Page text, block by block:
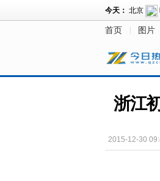
首页 图片
浙江
2015-12-30